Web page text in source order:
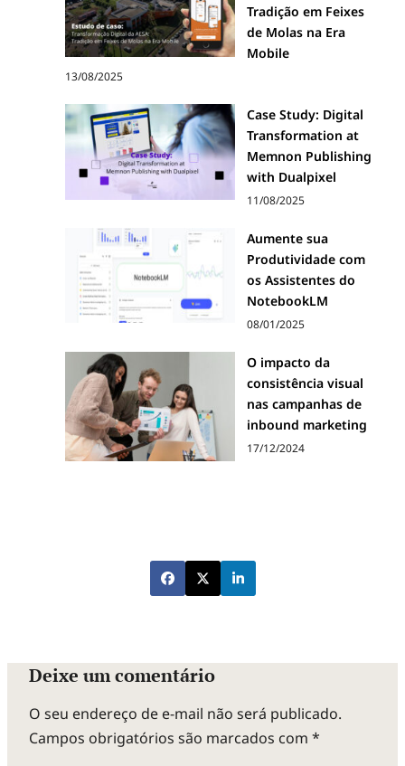
Tradição em Feixes
de Molas na Era
Mobile
13/08/2025
Case Study: Digital
Transformation at
Memnon Publishing
with Dualpixel
11/08/2025
Aumente sua
Produtividade com
os Assistentes do
NotebookLM
08/01/2025
O impacto da
consistência visual
nas campanhas de
inbound marketing
17/12/2024
Deixe um comentário
O seu endereço de e-mail não será publicado.
Campos obrigatórios são marcados com *